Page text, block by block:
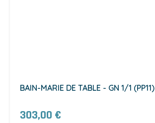
BAIN-MARIE DE TABLE - GN 1/1 (PP11)
303,00 €